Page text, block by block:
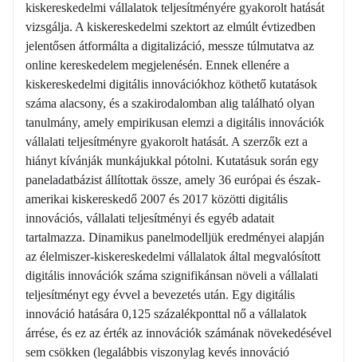
kiskereskedelmi vállalatok teljesítményére gyakorolt hatását
vizsgálja. A kiskereskedelmi szektort az elmúlt évtizedben
jelentősen átformálta a digitalizáció, messze túlmutatva az
online kereskedelem megjelenésén. Ennek ellenére a
kiskereskedelmi digitális innovációkhoz köthető kutatások
száma alacsony, és a szakirodalomban alig található olyan
tanulmány, amely empirikusan elemzi a digitális innovációk
vállalati teljesítményre gyakorolt hatását. A szerzők ezt a
hiányt kívánják munkájukkal pótolni. Kutatásuk során egy
paneladatbázist állítottak össze, amely 36 európai és észak-
amerikai kiskereskedő 2007 és 2017 közötti digitális
innovációs, vállalati teljesítményi és egyéb adatait
tartalmazza. Dinamikus panelmodelljük eredményei alapján
az élelmiszer-kiskereskedelmi vállalatok által megvalósított
digitális innovációk száma szignifikánsan növeli a vállalati
teljesítményt egy évvel a bevezetés után. Egy digitális
innováció hatására 0,125 százalékponttal nő a vállalatok
árrése, és ez az érték az innovációk számának növekedésével
sem csökken (legalábbis viszonylag kevés innováció